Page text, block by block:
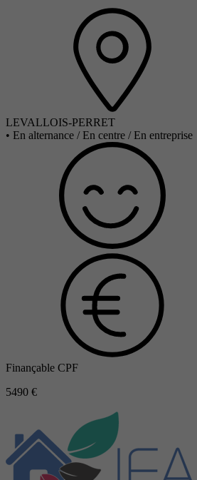
LEVALLOIS-PERRET
• En alternance / En centre / En entreprise
Finançable CPF
5490 €